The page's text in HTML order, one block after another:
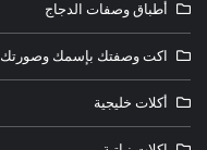
أطباق وصفات الدجاج
اكت وصفتك بإسمك وصورتك
أكلات خليجية